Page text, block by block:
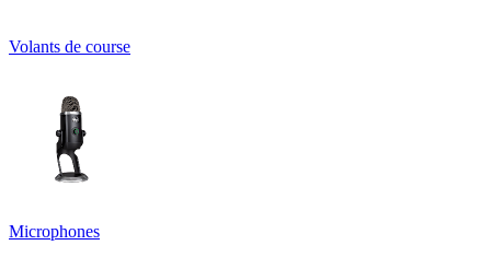
Volants de course
Microphones